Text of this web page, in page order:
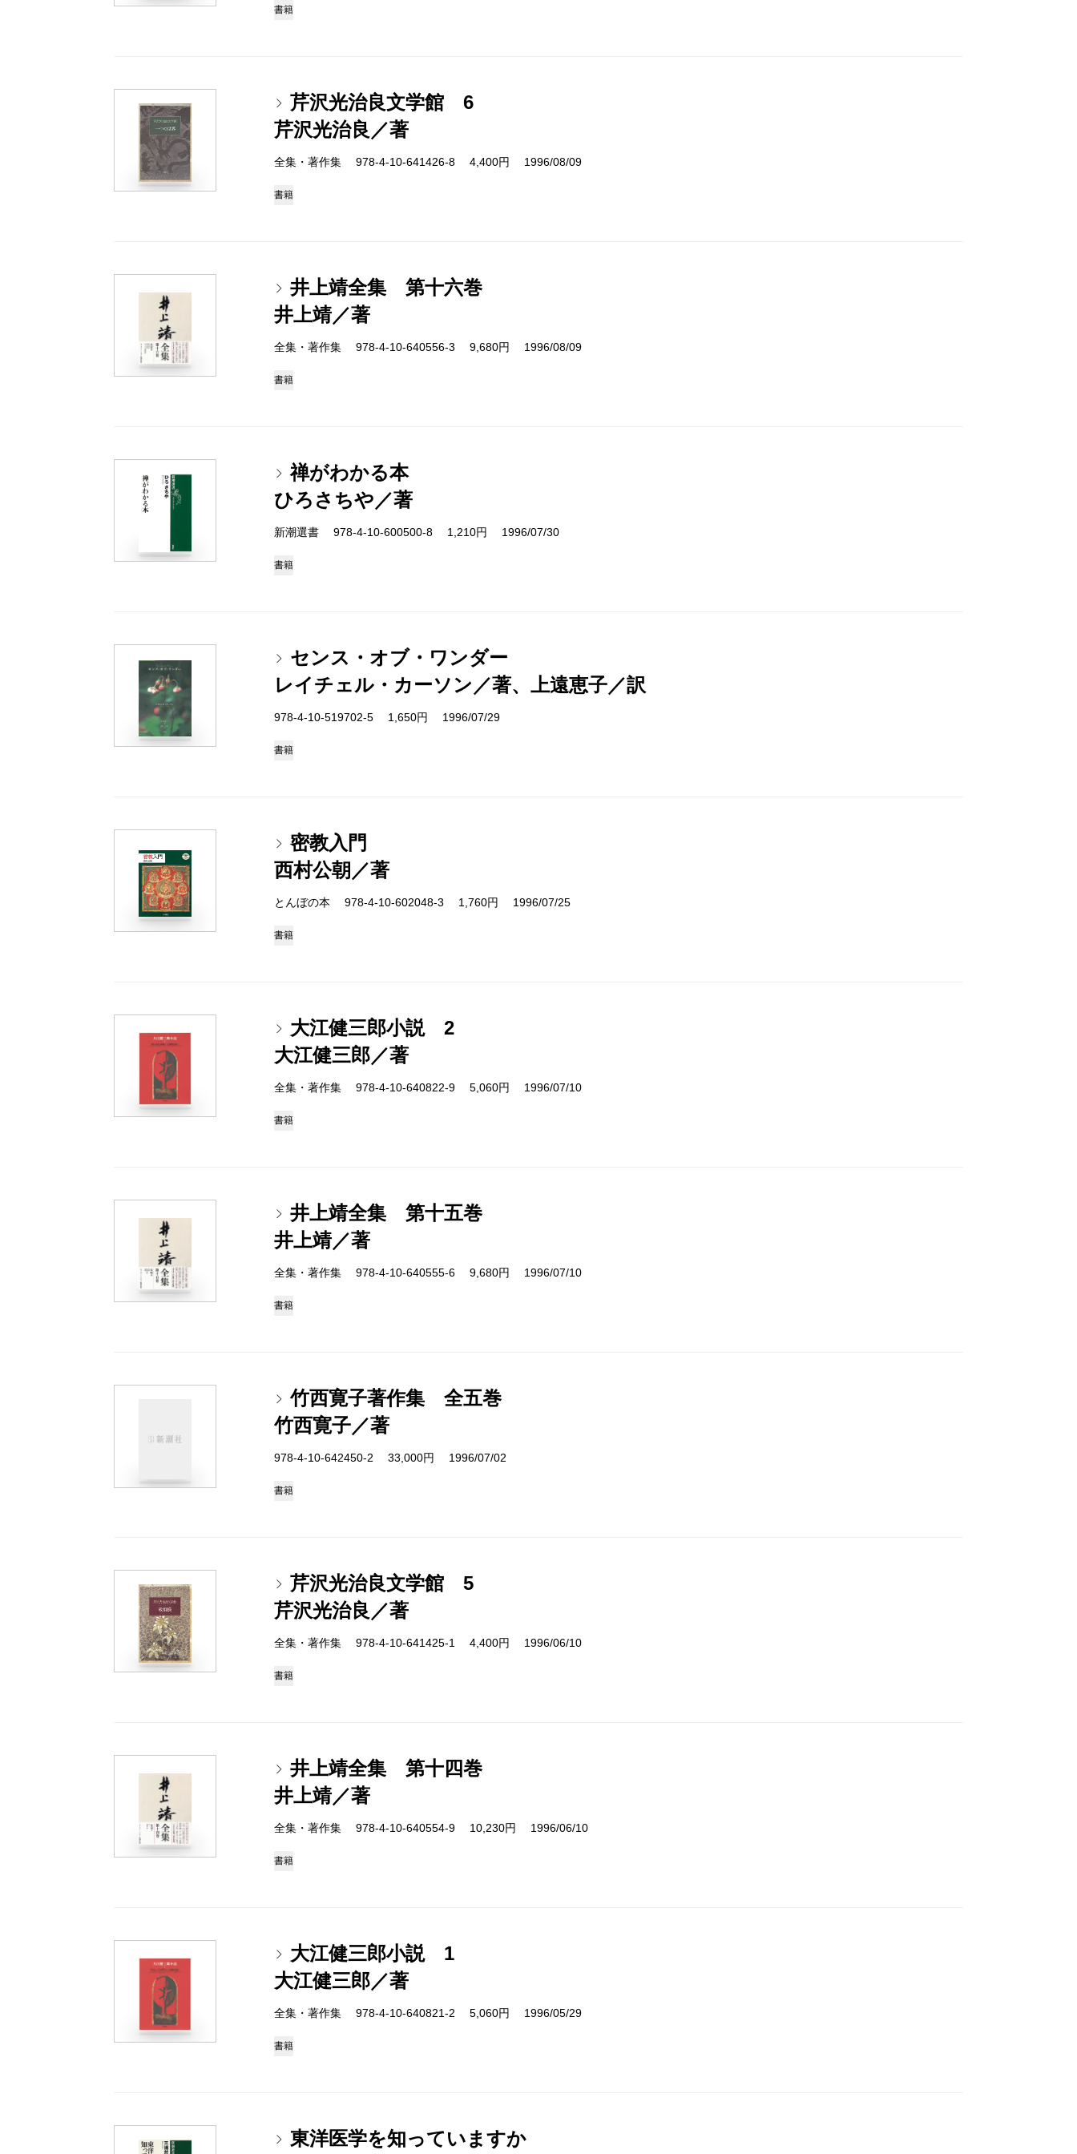
書籍
芹沢光治良文学館 6
芹沢光治良／著
全集・著作集 978-4-10-641426-8 4,400円 1996/08/09
書籍
井上靖全集 第十六巻
井上靖／著
全集・著作集 978-4-10-640556-3 9,680円 1996/08/09
書籍
禅がわかる本
ひろさちや／著
新潮選書 978-4-10-600500-8 1,210円 1996/07/30
書籍
センス・オブ・ワンダー
レイチェル・カーソン／著、上遠恵子／訳
978-4-10-519702-5 1,650円 1996/07/29
書籍
密教入門
西村公朝／著
とんぼの本 978-4-10-602048-3 1,760円 1996/07/25
書籍
大江健三郎小説 2
大江健三郎／著
全集・著作集 978-4-10-640822-9 5,060円 1996/07/10
書籍
井上靖全集 第十五巻
井上靖／著
全集・著作集 978-4-10-640555-6 9,680円 1996/07/10
書籍
竹西寛子著作集 全五巻
竹西寛子／著
978-4-10-642450-2 33,000円 1996/07/02
書籍
芹沢光治良文学館 5
芹沢光治良／著
全集・著作集 978-4-10-641425-1 4,400円 1996/06/10
書籍
井上靖全集 第十四巻
井上靖／著
全集・著作集 978-4-10-640554-9 10,230円 1996/06/10
書籍
大江健三郎小説 1
大江健三郎／著
全集・著作集 978-4-10-640821-2 5,060円 1996/05/29
書籍
東洋医学を知っていますか